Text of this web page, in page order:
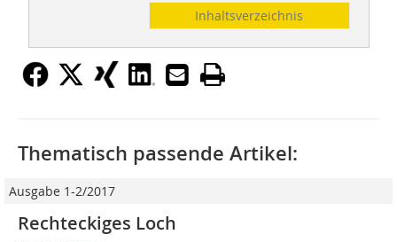
Inhaltsverzeichnis
Thematisch passende Artikel:
Ausgabe 1-2/2017
Rechteckiges Loch